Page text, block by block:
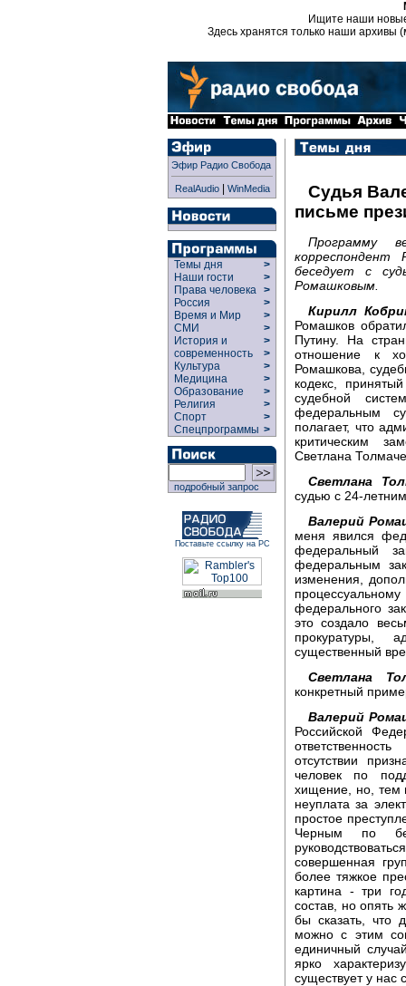
Ищите наши
Здесь хранятся только наши архивы
Эфир Радио Свобода
RealAudio| WinMedia
Темы дня
>
Наши гости
>
Права человека >
Россия
>
Время и Мир
>
СМИ
>
История и
современность
>
>
Культура
>
Медицина
>
Образование
>
Религия
>
Спорт
>
Спецпрограммы >
подробный запрос
Поставьте ссылку на РС
Судья
письме
Программу
корреспондент
беседует с
Ромашковым.
Кирилл
Ромашков
Путину. На
отношение к
Ромашкова,
кодекс,
судебной
федеральным
полагает, что
критическим
Светлана
Светлана
судью с 24-
Валерий
меня явился
федеральный
федеральным
изменения,
процессуальному
федерального
это создало
прокуратуры,
существенный
Светлана
конкретный
Валерий
Российской
отсутствии
человек по
хищение, но, тем
неуплата за
простое
Черным по
совершенная
более тяжкое
картина - три
состав, но опять
бы сказать, что
можно с этим
единичный
ярко
существует у нас